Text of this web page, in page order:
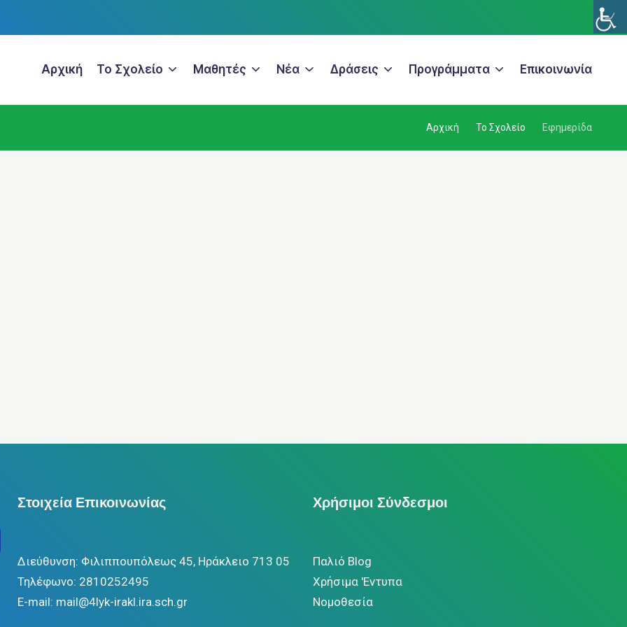
Αρχική Το Σχολείο Μαθητές Νέα Δράσεις Προγράμματα Επικοινωνία
Αρχική Το Σχολείο Εφημερίδα
Στοιχεία Επικοινωνίας
Διεύθυνση: Φιλιππουπόλεως 45, Ηράκλειο 713 05
Τηλέφωνο: 2810252495
Ε-mail: mail@4lyk-irakl.ira.sch.gr
Χρήσιμοι Σύνδεσμοι
Παλιό Blog
Χρήσιμα 'Εντυπα
Νομοθεσία